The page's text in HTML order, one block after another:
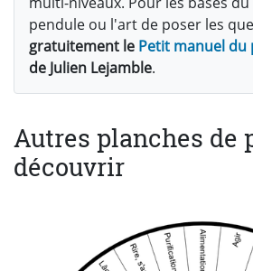
pendule ou l'art de poser les
gratuitement le Petit manuel du
de Julien Lejamble.
Autres planches de
découvrir